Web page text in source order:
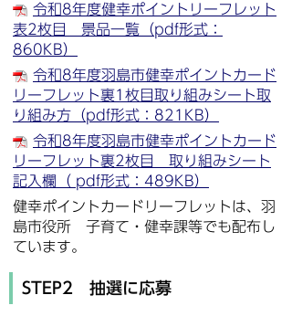
令和8年度健幸ポイントリーフレット
表2枚目 景品一覧（pdf形式：
860KB）
令和8年度羽島市健幸ポイントカード
リーフレット裏1枚目取り組みシート取
り組み方（pdf形式：821KB）
令和8年度羽島市健幸ポイントカード
リーフレット裏2枚目 取り組みシート
記入欄（ pdf形式：489KB）
健幸ポイントカードリーフレットは、羽
島市役所 子育て・健幸課等でも配布し
ています。
STEP2 抽選に応募